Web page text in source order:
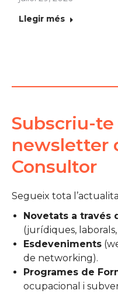
Llegir més
Subscriu-te
newsletter
Consultor
Segueix tota
Novetats a través
(jurídiques,
Esdeveniments
de networking).
Programes de
ocupacional i